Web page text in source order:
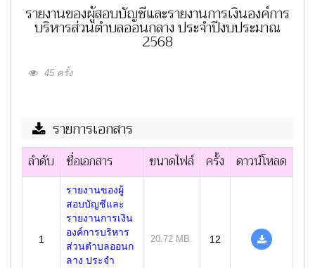
รายงานของผู้สอบบัญชีและรายงานการเงินองค์การ
บริหารส่วนตำบลออนกลาง ประจำปีงบประมาณ
2568
45 ครั้ง
รายการเอกสาร
ลำดับ ชื่อเอกสาร ขนาดไฟล์ ครั้ง ดาวน์โหลด
1
รายงานของผู้
สอบบัญชีและ
รายงานการเงิน
องค์การบริหาร
ส่วนตำบลออนก
ลาง ประจำ
20.72 MB. 12